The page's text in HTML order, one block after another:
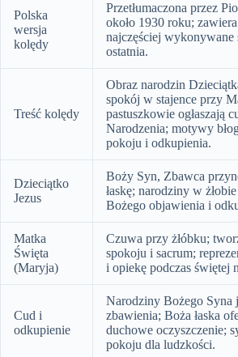
Polska
wersja
kolędy
Przetłumaczona przez
około 1930 roku;
najczęściej wykonywane
ostatnia.
Treść kolędy
Obraz narodzin
spokój w stajence przy
pastuszkowie ogłaszają
Narodzenia; motywy
pokoju i odkupienia.
Dzieciątko
Jezus
Boży Syn, Zbawca
łaskę; narodziny w
Bożego objawienia i
Matka
Święta
(Maryja)
Czuwa przy żłóbku;
spokoju i sacrum;
i opiekę podczas świętej
Cud i
odkupienie
Narodziny Bożego Syna
zbawienia; Boża łaska
duchowe oczyszczenie;
pokoju dla ludzkości.